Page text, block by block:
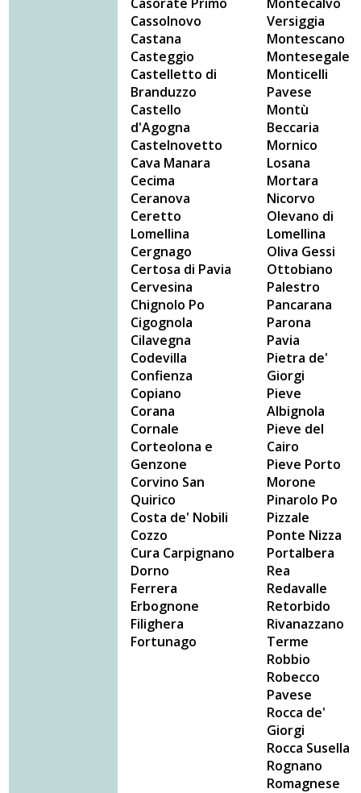
Cassolnovo
Castana
Casteggio
Castelletto di
Branduzzo
Castello
d'Agogna
Castelnovetto
Cava Manara
Cecima
Ceranova
Ceretto
Lomellina
Cergnago
Certosa di Pavia
Cervesina
Chignolo Po
Cigognola
Cilavegna
Codevilla
Confienza
Copiano
Corana
Cornale
Corteolona e
Genzone
Corvino San
Quirico
Costa de' Nobili
Cozzo
Cura Carpignano
Dorno
Ferrera
Erbognone
Filighera
Fortunago
Versiggia
Montescano
Montesegale
Monticelli
Pavese
Montù
Beccaria
Mornico
Losana
Mortara
Nicorvo
Olevano di
Lomellina
Oliva Gessi
Ottobiano
Palestro
Pancarana
Parona
Pavia
Pietra de'
Giorgi
Pieve
Albignola
Pieve del
Cairo
Pieve Porto
Morone
Pinarolo Po
Pizzale
Ponte Nizza
Portalbera
Rea
Redavalle
Retorbido
Rivanazzano
Terme
Robbio
Robecco
Pavese
Rocca de'
Giorgi
Rocca Susella
Rognano
Romagnese